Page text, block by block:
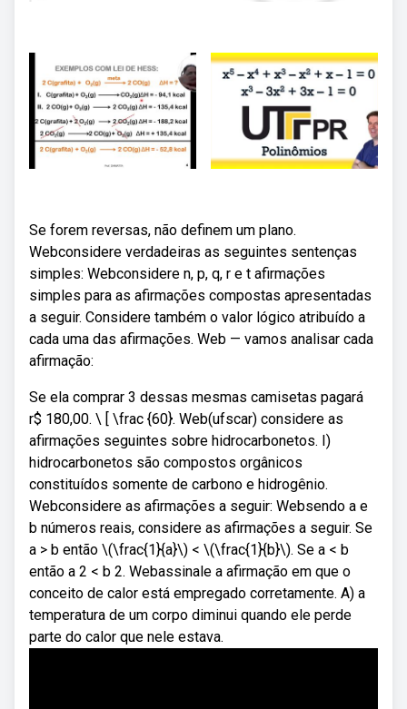
Se forem reversas, não definem um plano.
Webconsidere verdadeiras as seguintes sentenças
simples: Webconsidere n, p, q, r e t afirmações
simples para as afirmações compostas apresentadas
a seguir. Considere também o valor lógico atribuído a
cada uma das afirmações. Web — vamos analisar cada
afirmação:
Se ela comprar 3 dessas mesmas camisetas pagará
r$ 180,00. \ [ \frac {60}. Web(ufscar) considere as
afirmações seguintes sobre hidrocarbonetos. I)
hidrocarbonetos são compostos orgânicos
constituídos somente de carbono e hidrogênio.
Webconsidere as afirmações a seguir: Websendo a e
b números reais, considere as afirmações a seguir. Se
a > b então \(\frac{1}{a}\) < \(\frac{1}{b}\). Se a < b
então a 2 < b 2. Webassinale a afirmação em que o
conceito de calor está empregado corretamente. A) a
temperatura de um corpo diminui quando ele perde
parte do calor que nele estava.